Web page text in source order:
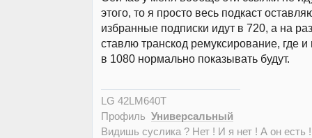
этого, то я просто весь подкаст
избранные подписки идут в 720, а на
ставлю транскод ремуксирование, где
в 1080 нормально показывать будут.
LG 42LM640T
Профиль Универсальный
Видишь суслика ? Нет ! И я нет ! А он есть